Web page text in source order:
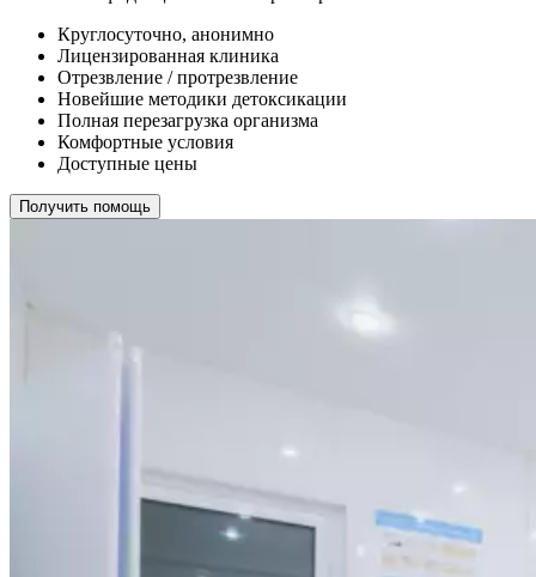
Круглосуточно, анонимно
Лицензированная клиника
Отрезвление / протрезвление
Новейшие методики детоксикации
Полная перезагрузка организма
Комфортные условия
Доступные цены
Получить помощь